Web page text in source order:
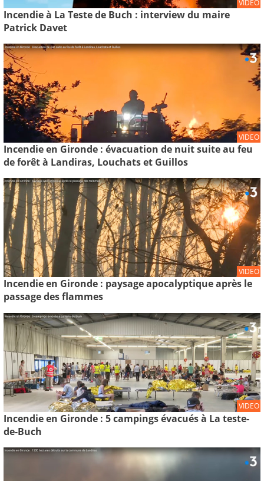
VIDEO
Incendie à La Teste de Buch : interview du maire
Patrick Davet
VIDEO
Incendie en Gironde : évacuation de nuit suite au feu
de forêt à Landiras, Louchats et Guillos
VIDEO
Incendie en Gironde : paysage apocalyptique après le
passage des flammes
VIDEO
Incendie en Gironde : 5 campings évacués à La teste-
de-Buch